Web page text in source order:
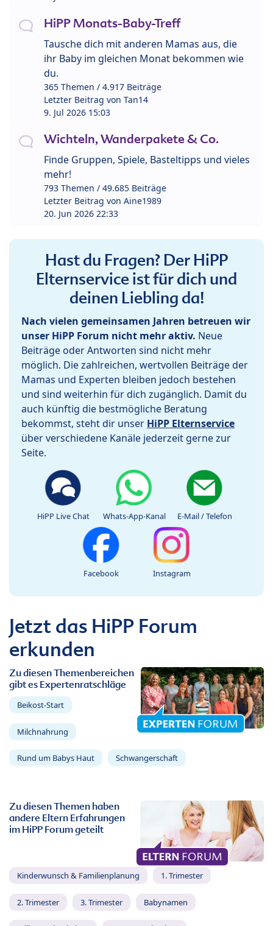
HiPP Monats-Baby-Treff
Tausche dich mit anderen Mamas aus, die
ihr Baby im gleichen Monat bekommen wie
du.
365 Themen / 4.917 Beiträge
Letzter Beitrag von Tan14
9. Jul 2026 15:03
Wichteln, Wanderpakete & Co.
Finde Gruppen, Spiele, Basteltipps und vieles
mehr!
793 Themen / 49.685 Beiträge
Letzter Beitrag von Aine1989
20. Jun 2026 22:33
Hast du Fragen? Der HiPP
Elternservice ist für dich und
deinen Liebling da!
Nach vielen gemeinsamen Jahren betreuen wir
unser HiPP Forum nicht mehr aktiv. Neue
Beiträge oder Antworten sind nicht mehr
möglich. Die zahlreichen, wertvollen Beiträge der
Mamas und Experten bleiben jedoch bestehen
und sind weiterhin für dich zugänglich. Damit du
auch künftig die bestmögliche Beratung
bekommst, steht dir unser HiPP Elternservice
über verschiedene Kanäle jederzeit gerne zur
Seite.
HiPP Live Chat Whats-App-Kanal E-Mail / Telefon
Facebook Instagram
Jetzt das HiPP Forum
erkunden
Zu diesen Themenbereichen
gibt es Expertenratschläge
Beikost-Start
Milchnahrung
Rund um Babys Haut Schwangerschaft
Zu diesen Themen haben
andere Eltern Erfahrungen
im HiPP Forum geteilt
Kinderwunsch & Familienplanung 1. Trimester
2. Trimester 3. Trimester Babynamen